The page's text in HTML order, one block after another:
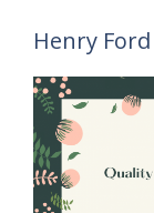
Henry Ford